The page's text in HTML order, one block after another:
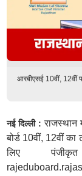
आरबीएसई 10वीं, 12वीं
नई दिल्ली : राजस्थान
बोर्ड 10वीं, 12वीं का
लिए पंजीकृत